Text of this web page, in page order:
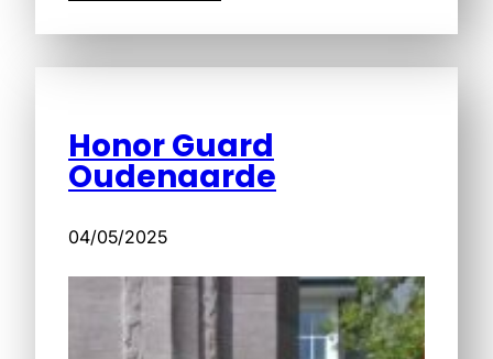
Honor Guard
Oudenaarde
04/05/2025